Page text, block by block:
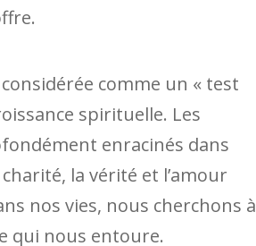
comme un « test
spirituelle. Les
enracinés dans
la vérité et l’amour
nos vies, nous cherchons à
qui nous entoure.